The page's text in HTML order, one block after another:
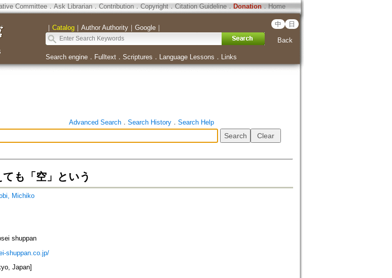
Committee． Ask Librarian． Contribution．Copyright．Citation Guideline． Donation．Home
｜ Catalog｜ Author Authority｜ Google｜ 中 日
Back
Search engine． Fulltext． Scriptures ． Language Lessons ． Links
Advanced Search． Search History． Search Help
も「空」という
Michiko
shuppan
shuppan.co.jp/
Japan]